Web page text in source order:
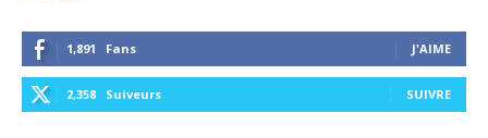
1,891 Fans J'AIME
2,358 Suiveurs SUIVRE